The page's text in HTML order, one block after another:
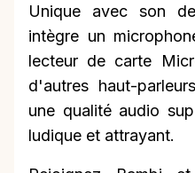
Unique avec son
intègre un
lecteur de carte
d'autres haut-
une qualité audio
ludique et attrayant.